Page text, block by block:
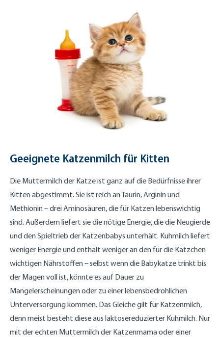
Geeignete Katzenmilch für Kitten
Die Muttermilch der Katze ist ganz auf die Bedürfnisse ihrer
Kitten abgestimmt. Sie ist reich an Taurin, Arginin und
Methionin – drei Aminosäuren, die für Katzen lebenswichtig
sind. Außerdem liefert sie die nötige Energie, die die Neugierde
und den Spieltrieb der Katzenbabys unterhält. Kuhmilch liefert
weniger Energie und enthält weniger an den für die Kätzchen
wichtigen Nährstoffen – selbst wenn die Babykatze trinkt bis
der Magen voll ist, könnte es auf Dauer zu
Mangelerscheinungen oder zu einer lebensbedrohlichen
Unterversorgung kommen. Das Gleiche gilt für Katzenmilch,
denn meist besteht diese aus laktosereduzierter Kuhmilch. Nur
mit der echten Muttermilch der Katzenmama oder einer